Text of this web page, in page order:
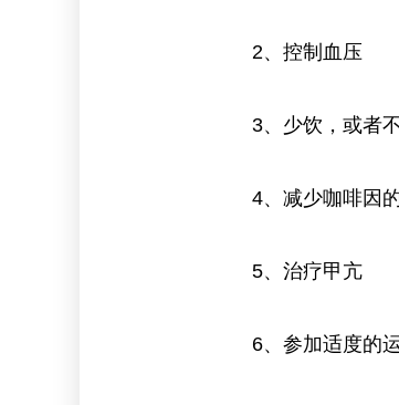
2、控制血压
3、少饮，或者
4、减少咖啡因的
5、治疗甲亢
6、参加适度的